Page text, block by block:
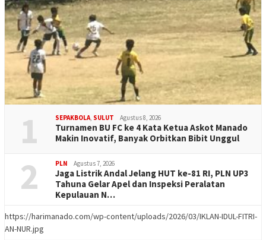
1 SEPAKBOLA, SULUT Agustus 8, 2026
Turnamen BU FC ke 4 Kata Ketua Askot Manado
Makin Inovatif, Banyak Orbitkan Bibit Unggul
2 PLN Agustus 7, 2026
Jaga Listrik Andal Jelang HUT ke-81 RI, PLN UP3
Tahuna Gelar Apel dan Inspeksi Peralatan
Kepulauan N…
https://harimanado.com/wp-content/uploads/2026/03/IKLAN-IDUL-FITRI-
AN-NUR.jpg